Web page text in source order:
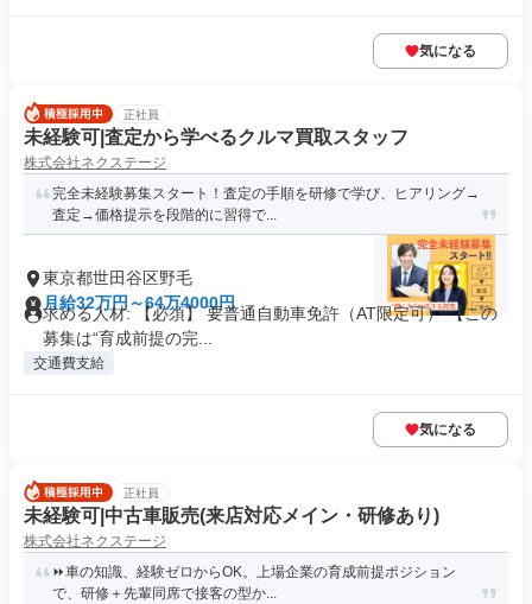
気になる
正社員
未経験可|査定から学べるクルマ買取スタッフ
株式会社ネクステージ
完全未経験募集スタート！査定の手順を研修で学び、ヒアリング→
査定→価格提示を段階的に習得で...
東京都世田谷区野毛
月給32万円～64万4000円
求める人材: 【必須】 要普通自動車免許（AT限定可） 【この
募集は“育成前提の完...
交通費支給
気になる
正社員
未経験可|中古車販売(来店対応メイン・研修あり)
株式会社ネクステージ
⏩️車の知識、経験ゼロからOK。上場企業の育成前提ポジション
で、研修＋先輩同席で接客の型か...